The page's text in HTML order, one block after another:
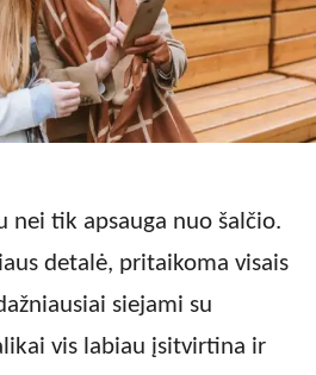
nei tik apsauga nuo šalčio.
detalė, pritaikoma visais
siejami su
vis labiau įsitvirtina ir